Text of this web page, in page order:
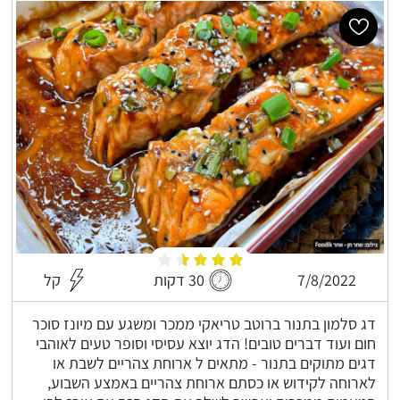
7/8/2022 30 דקות קל
דג סלמון בתנור ברוטב טריאקי ממכר ומשגע עם מיונז סוכר
חום ועוד דברים טובים! הדג יוצא עסיסי וסופר טעים לאוהבי
דגים מתוקים בתנור - מתאים ל ארוחת צהריים לשבת או
לארוחה לקידוש או כסתם ארוחת צהריים באמצע השבוע,